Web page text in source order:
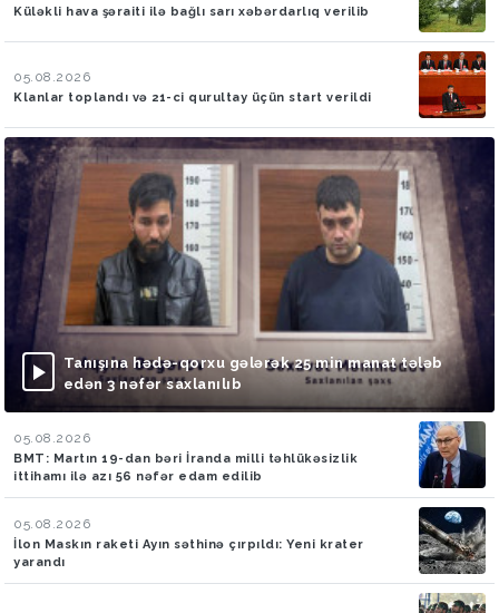
Küləkli hava şəraiti ilə bağlı sarı xəbərdarlıq verilib
05.08.2026
Klanlar toplandı və 21-ci qurultay üçün start verildi
Tanışına hədə-qorxu gələrək 25 min manat tələb
edən 3 nəfər saxlanılıb
05.08.2026
BMT: Martın 19-dan bəri İranda milli təhlükəsizlik
ittihamı ilə azı 56 nəfər edam edilib
05.08.2026
İlon Maskın raketi Ayın səthinə çırpıldı: Yeni krater
yarandı